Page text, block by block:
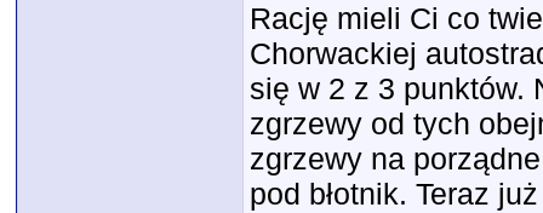
Rację mieli Ci co
Chorwackiej
się w 2 z 3 punktów.
zgrzewy od tych
zgrzewy na
pod błotnik. Teraz